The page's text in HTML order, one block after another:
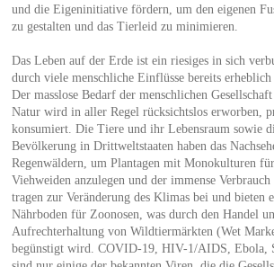
und die Eigeninitiative fördern, um den eigenen
zu gestalten und das Tierleid zu minimieren.
Das Leben auf der Erde ist ein riesiges in sich
durch viele menschliche Einflüsse bereits erheblich
Der masslose Bedarf der menschlichen Gesellschaft
Natur wird in aller Regel rücksichtslos erworben,
konsumiert. Die Tiere und ihr Lebensraum sowie
Bevölkerung in Drittweltstaaten haben das
Regenwäldern, um Plantagen mit Monokulturen
Viehweiden anzulegen und der immense
tragen zur Veränderung des Klimas bei und bieten
Nährboden für Zoonosen, was durch den Handel
Aufrechterhaltung von Wildtiermärkten (Wet
begünstigt wird. COVID-19, HIV-1/AIDS, Ebola,